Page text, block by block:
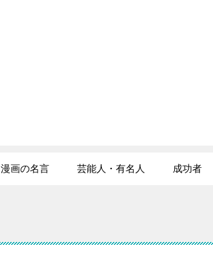
画の名言 芸能人・有名人 成功者